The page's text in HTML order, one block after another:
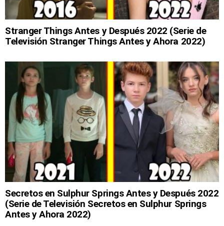
Stranger Things Antes y Después 2022 (Serie de
Televisión Stranger Things Antes y Ahora 2022)
Secretos en Sulphur Springs Antes y Después 2022
(Serie de Televisión Secretos en Sulphur Springs
Antes y Ahora 2022)